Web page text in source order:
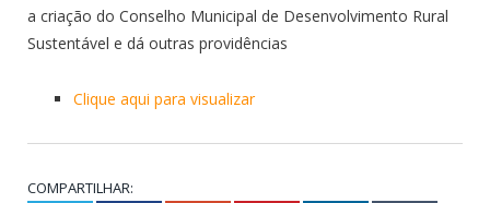
a criação do Conselho Municipal de Desenvolvimento Rural
Sustentável e dá outras providências
Clique aqui para visualizar
COMPARTILHAR: